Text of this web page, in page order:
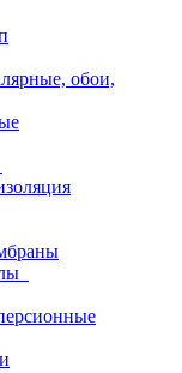
обои,